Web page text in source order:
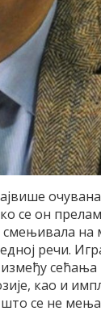
се он
на
речи.
сећања
као и
се не